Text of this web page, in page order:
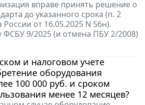
вправе принять решение о
до указанного срока (п. 2
от 16.05.2025 N 56н).
ФСБУ 9/2025 (и отмена ПБУ 2/2008)
и налоговом учете
оборудования
100 000 руб. и сроком
менее 12 месяцев?